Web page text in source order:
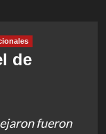
de
fueron